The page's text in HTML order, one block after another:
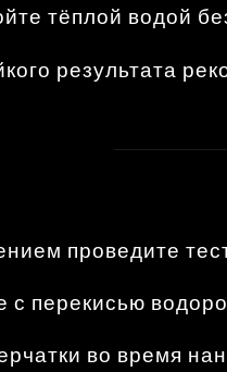
тёплой водой
результата
проведите
перекисью
во время